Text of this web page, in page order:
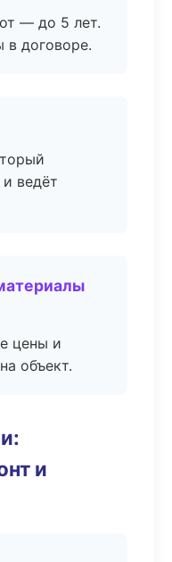
— до 5 лет.
в договоре.
ведёт
цены и
объект.
и